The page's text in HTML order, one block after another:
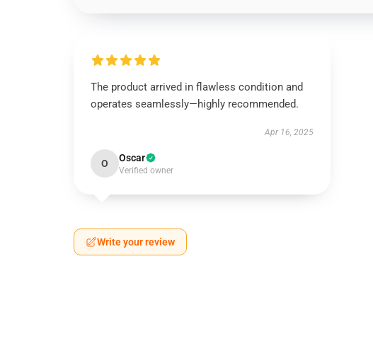
The product arrived in flawless condition and
operates seamlessly—highly recommended.
Apr 16, 2025
O Oscar
Verified owner
Write your review